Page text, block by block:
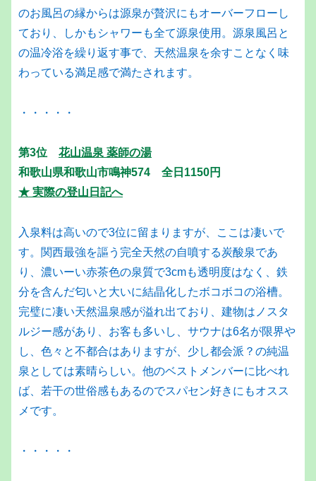
のお風呂の縁からは源泉が贅沢にもオーバーフローし
ており、しかもシャワーも全て源泉使用。源泉風呂と
の温冷浴を繰り返す事で、天然温泉を余すことなく味
わっている満足感で満たされます。
・・・・・
第3位 花山温泉 薬師の湯
和歌山県和歌山市鳴神574 全日1150円
★ 実際の登山日記へ
入泉料は高いので3位に留まりますが、ここは凄いで
す。関西最強を謳う完全天然の自噴する炭酸泉であ
り、濃いーい赤茶色の泉質で3cmも透明度はなく、鉄
分を含んだ匂いと大いに結晶化したボコボコの浴槽。
完璧に凄い天然温泉感が溢れ出ており、建物はノスタ
ルジー感があり、お客も多いし、サウナは6名が限界や
し、色々と不都合はありますが、少し都会派？の純温
泉としては素晴らしい。他のベストメンバーに比べれ
ば、若干の世俗感もあるのでスパセン好きにもオスス
メです。
・・・・・